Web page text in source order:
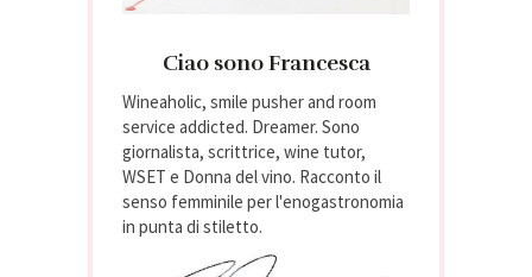
Ciao sono Francesca
Wineaholic, smile pusher and room
service addicted. Dreamer. Sono
giornalista, scrittrice, wine tutor,
WSET e Donna del vino. Racconto il
senso femminile per l'enogastronomia
in punta di stiletto.